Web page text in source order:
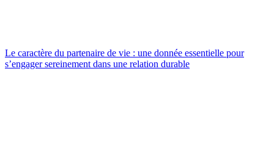
Le caractère du partenaire de vie : une donnée essentielle pour
s’engager sereinement dans une relation durable